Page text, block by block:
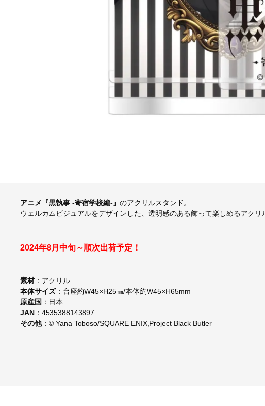
アニメ『黒執事 -寄宿学校編-』 のアクリルスタンド。
ウェルカムビジュアルをデザインした、透明感のある飾って楽しめるアクリ
2024年8月中旬～順次出荷予定！
素材：アクリル
本体サイズ：台座約W45×H25㎜/本体約W45×H65mm
原産国 ：日本
JAN：4535388143897
その他：© Yana Toboso/SQUARE ENIX,Project Black Butler